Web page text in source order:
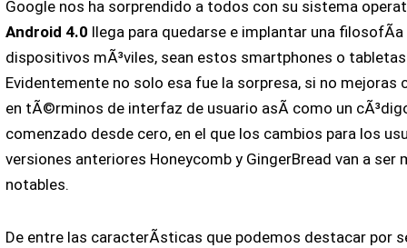
Google nos ha sorprendido a todos con su sistema
Android 4.0 llega para quedarse e implantar una filosofÃ­a
dispositivos mÃ³viles, sean estos smartphones o
Evidentemente no solo esa fue la sorpresa, si no mejoras
en tÃ©rminos de interfaz de usuario asÃ­ como un
comenzado desde cero, en el que los cambios para los
versiones anteriores Honeycomb y GingerBread van a ser
notables.
De entre las caracterÃ­sticas que podemos destacar por